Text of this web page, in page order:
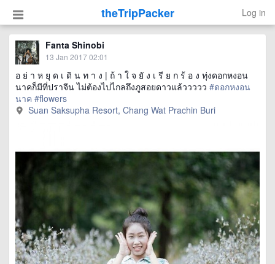
theTripPacker Log in
Fanta Shinobi
13 Jan 2017 02:01
อ ย่ า ห ยุ ด เ ดิ น ท า ง | ถ้ า ใ จ ยั ง เ รี ย ก ร้ อ ง ทุ่งดอกหงอน
นาคก็มีที่ปราจีน ไม่ต้องไปไกลถึงภูสอยดาวแล้ววววว #ดอกหงอน
นาค #flowers
Suan Saksupha Resort, Chang Wat Prachin Buri